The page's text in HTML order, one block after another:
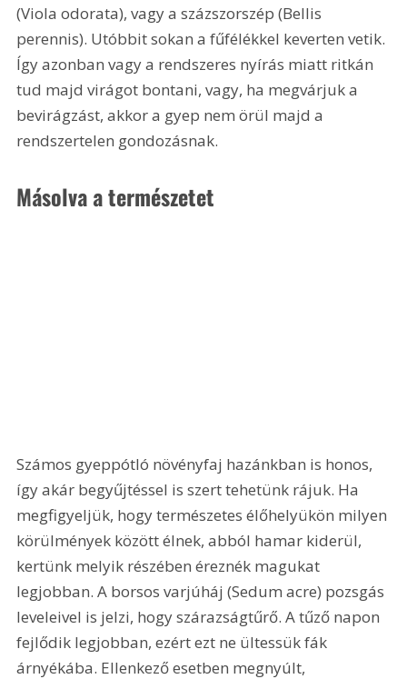
(Viola odorata), vagy a százszorszép (Bellis
perennis). Utóbbit sokan a fűfélékkel keverten vetik.
Így azonban vagy a rendszeres nyírás miatt ritkán
tud majd virágot bontani, vagy, ha megvárjuk a
bevirágzást, akkor a gyep nem örül majd a
rendszertelen gondozásnak.
Másolva a természetet
Számos gyeppótló növényfaj hazánkban is honos,
így akár begyűjtéssel is szert tehetünk rájuk. Ha
megfigyeljük, hogy természetes élőhelyükön milyen
körülmények között élnek, abból hamar kiderül,
kertünk melyik részében éreznék magukat
legjobban. A borsos varjúháj (Sedum acre) pozsgás
leveleivel is jelzi, hogy szárazságtűrő. A tűző napon
fejlődik legjobban, ezért ezt ne ültessük fák
árnyékába. Ellenkező esetben megnyúlt,